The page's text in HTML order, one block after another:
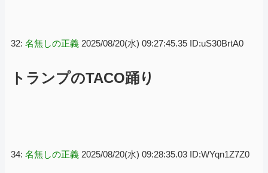
32: 名無しの正義 2025/08/20(水) 09:27:45.35 ID:uS30BrtA0
トランプのTACO踊り
34: 名無しの正義 2025/08/20(水) 09:28:35.03 ID:WYqn1Z7Z0